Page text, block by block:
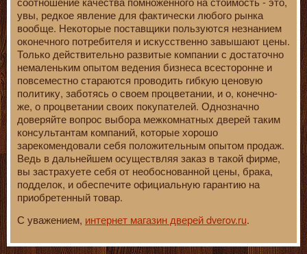
увы, редкое явление для фактически любого рынка
вообще. Некоторые поставщики пользуются незнанием
оконечного потребителя и искусственно завышают цены.
Только действительно развитые компании с достаточно
немаленьким опытом ведения бизнеса всесторонне и
повсеместно стараются проводить гибкую ценовую
политику, заботясь о своем процветании, и о, конечно-
же, о процветании своих покупателей. Однозначно
доверяйте вопрос выбора межкомнатных дверей таким
консультантам компаний, которые хорошо
зарекомендовали себя положительным опытом продаж.
Ведь в дальнейшем осуществляя заказ в такой фирме,
вы застрахуете себя от необоснованной цены, брака,
подделок, и обеспечите официальную гарантию на
приобретенный товар.
С уважением, интернет магазин дверей dverov.ru.